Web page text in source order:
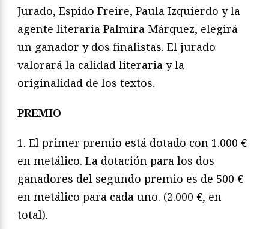
Jurado, Espido Freire, Paula Izquierdo y la
agente literaria Palmira Márquez, elegirá
un ganador y dos finalistas. El jurado
valorará la calidad literaria y la
originalidad de los textos.
PREMIO
1. El primer premio está dotado con 1.000 €
en metálico. La dotación para los dos
ganadores del segundo premio es de 500 €
en metálico para cada uno. (2.000 €, en
total).